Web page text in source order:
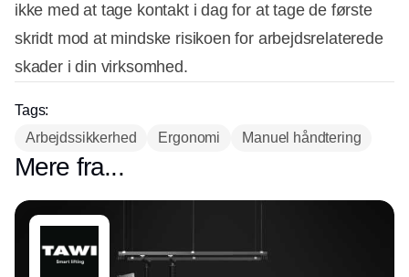
ikke med at tage kontakt i dag for at tage de første
skridt mod at mindske risikoen for arbejdsrelaterede
skader i din virksomhed.
Tags:
Arbejdssikkerhed
Ergonomi Manuel håndtering
Mere fra...